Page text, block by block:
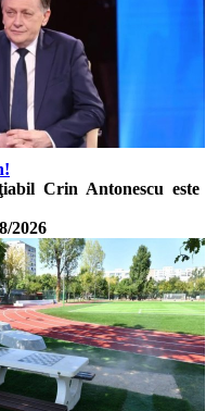
Crin Antonescu
2026